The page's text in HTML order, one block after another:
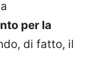
per la
di fatto, il